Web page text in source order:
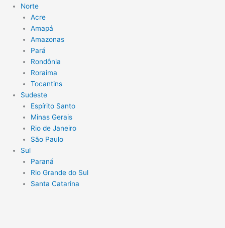
Norte
Acre
Amapá
Amazonas
Pará
Rondônia
Roraima
Tocantins
Sudeste
Espírito Santo
Minas Gerais
Rio de Janeiro
São Paulo
Sul
Paraná
Rio Grande do Sul
Santa Catarina